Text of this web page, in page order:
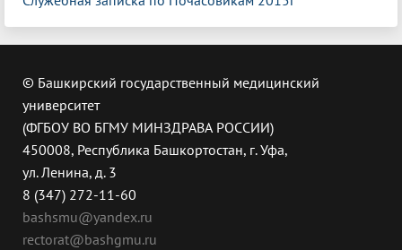
© Башкирский государственный медицинский
университет
(ФГБОУ ВО БГМУ МИНЗДРАВА РОССИИ)
450008, Республика Башкортостан, г. Уфа,
ул. Ленина, д. 3
8 (347) 272-11-60
bashsmu@yandex.ru
rectorat@bashgmu.ru